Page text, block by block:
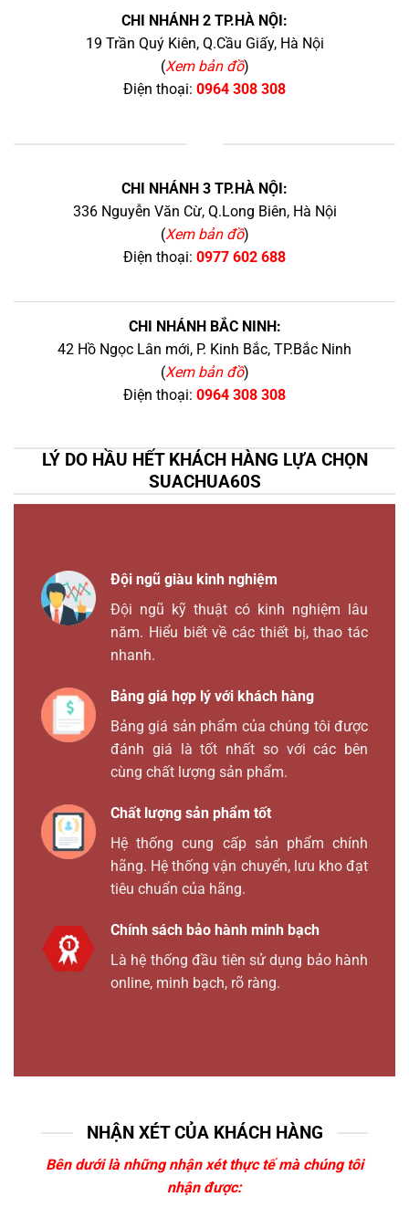
CHI NHÁNH 2 TP.HÀ NỘI:
19 Trần Quý Kiên, Q.Cầu Giấy, Hà Nội
(Xem bản đồ)
Điện thoại: 0964 308 308
CHI NHÁNH 3 TP.HÀ NỘI:
336 Nguyễn Văn Cừ, Q.Long Biên, Hà Nội
(Xem bản đồ)
Điện thoại: 0977 602 688
CHI NHÁNH BẮC NINH:
42 Hồ Ngọc Lân mới, P. Kinh Bắc, TP.Bắc Ninh
(Xem bản đồ)
Điện thoại: 0964 308 308
LÝ DO HẦU HẾT KHÁCH HÀNG LỰA CHỌN
SUACHUA60S
Đội ngũ giàu kinh nghiệm
Đội ngũ kỹ thuật có kinh nghiệm lâu
năm. Hiểu biết về các thiết bị, thao tác
nhanh.
Bảng giá hợp lý với khách hàng
Bảng giá sản phẩm của chúng tôi được
đánh giá là tốt nhất so với các bên
cùng chất lượng sản phẩm.
Chất lượng sản phẩm tốt
Hệ thống cung cấp sản phẩm chính
hãng. Hệ thống vận chuyển, lưu kho đạt
tiêu chuẩn của hãng.
Chính sách bảo hành minh bạch
Là hệ thống đầu tiên sử dụng bảo hành
online, minh bạch, rõ ràng.
NHẬN XÉT CỦA KHÁCH HÀNG
Bên dưới là những nhận xét thực tế mà chúng tôi
nhận được: